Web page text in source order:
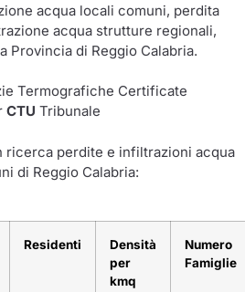
acqua locali comuni, perdita
acqua strutture regionali,
Provincia di Reggio Calabria.
Termografiche Certificate
CTU Tribunale
ricerca perdite e infiltrazioni acqua
di Reggio Calabria:
Residenti
Densità
per
kmq
Numero
Famiglie